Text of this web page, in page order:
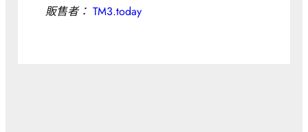
販售者： TM3.today